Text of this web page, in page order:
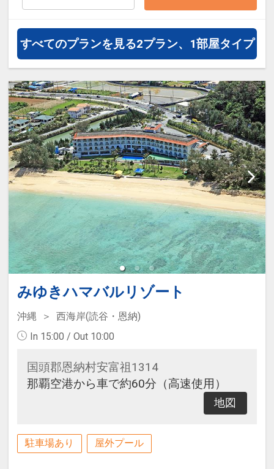
ことができます。
■添い寝の幼児３歳～５歳（未就学
児）幼児施設使用料※おひとり/１泊
あたり/￥1,000円 全宿泊日 ※現
地にてお支払下さい。
すべてのプランを見る2プラン、1部屋タイプ
みゆきハマバルリゾート
沖縄
西海岸(読谷・恩納)
In 15:00 / Out 10:00
国頭郡恩納村安富祖1314
那覇空港から車で約60分（高速使用）
地図
駐車場あり 屋外プール